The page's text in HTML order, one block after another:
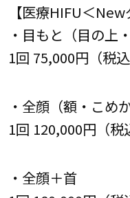
【医療HIFU＜New
・目もと（目の上・
1回 75,000円（税
・全顔（額・こめ
1回 120,000円（税
・全顔＋首